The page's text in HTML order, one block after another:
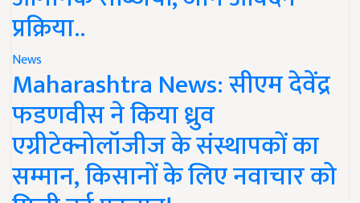
प्रक्रिया..
News
Maharashtra News: सीएम देवेंद्र
फडणवीस ने किया ध्रुव
एग्रीटेक्नोलॉजीज के संस्थापकों का
सम्मान, किसानों के लिए नवाचार को